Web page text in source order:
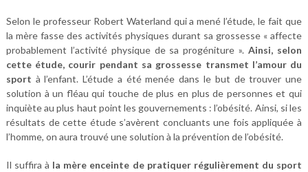
Selon le professeur Robert Waterland qui a mené l’étude, le fait que
la mère fasse des activités physiques durant sa grossesse « affecte
probablement l’activité physique de sa progéniture ».Ainsi, selon
cette étude, courir pendant sa grossesse transmet l’amour du
sport à l’enfant. L’étude a été menée dans le but de trouver une
solution à un fléau qui touche de plus en plus de personnes et qui
inquiète au plus haut point les gouvernements : l’obésité. Ainsi, si les
résultats de cette étude s’avèrent concluants une fois appliquée à
l’homme, on aura trouvé une solution à la prévention de l’obésité.
Il suffira à la mère enceinte de pratiquer régulièrement du sport